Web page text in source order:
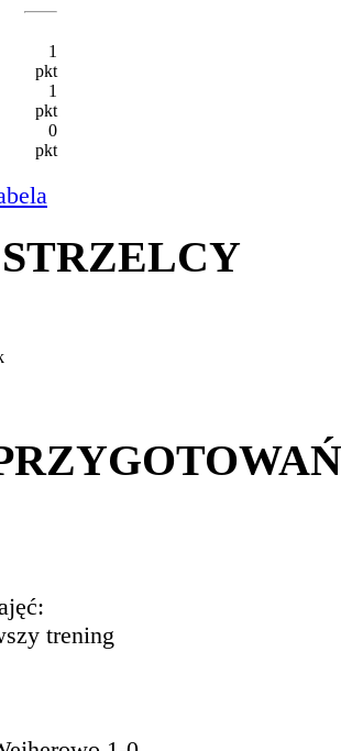
1
pkt
1
pkt
0
pkt
trening